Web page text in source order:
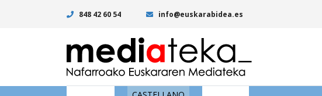
848 42 60 54 info@euskarabidea.es